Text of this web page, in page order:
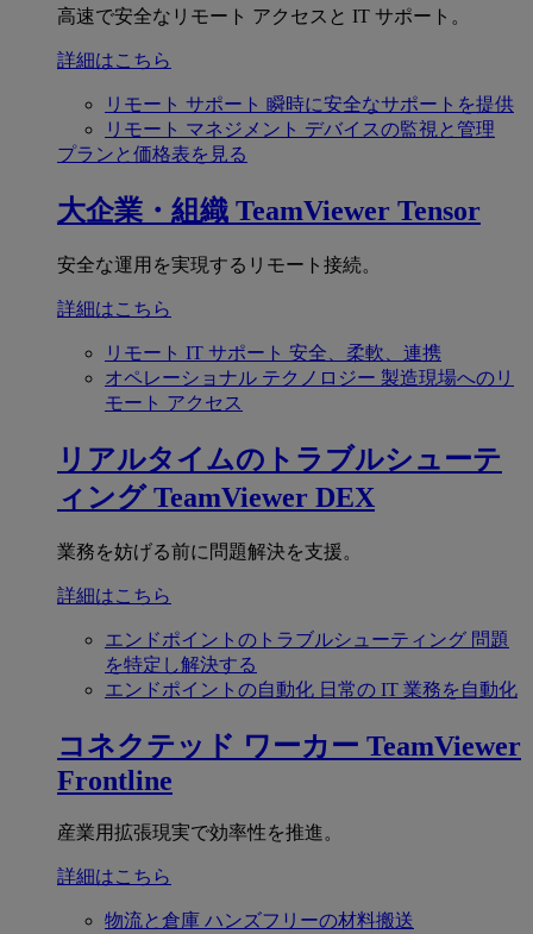
高速で安全なリモート アクセスと IT サポート。
詳細はこちら
リモート サポート 瞬時に安全なサポートを提供
リモート マネジメント デバイスの監視と管理
プランと価格表を見る
大企業・組織 TeamViewer Tensor
安全な運用を実現するリモート接続。
詳細はこちら
リモート IT サポート 安全、柔軟、連携
オペレーショナル テクノロジー 製造現場へのリ
モート アクセス
リアルタイムのトラブルシューテ
ィング TeamViewer DEX
業務を妨げる前に問題解決を支援。
詳細はこちら
エンドポイントのトラブルシューティング 問題
を特定し解決する
エンドポイントの自動化 日常の IT 業務を自動化
コネクテッド ワーカー TeamViewer
Frontline
産業用拡張現実で効率性を推進。
詳細はこちら
物流と倉庫 ハンズフリーの材料搬送